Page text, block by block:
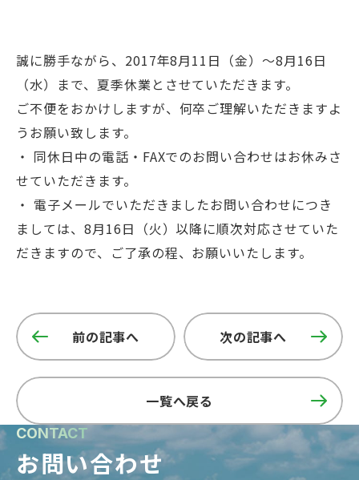
誠に勝手ながら、2017年8月11日（金）～8月16日
（水）まで、夏季休業とさせていただきます。
ご不便をおかけしますが、何卒ご理解いただきますよ
うお願い致します。
・ 同休日中の電話・FAXでのお問い合わせはお休みさ
せていただきます。
・ 電子メールでいただきましたお問い合わせにつき
ましては、8月16日（火）以降に順次対応させていた
だきますので、ご了承の程、お願いいたします。
前の記事へ 次の記事へ
一覧へ戻る
CONTACT
お問い合わせ